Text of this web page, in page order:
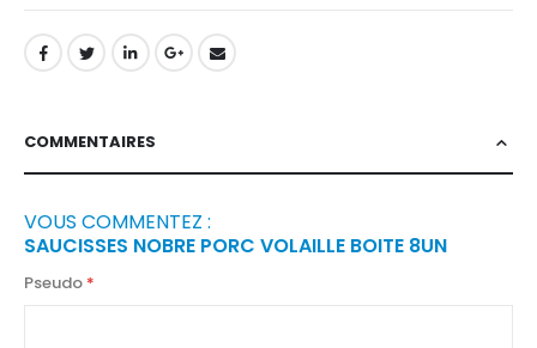
COMMENTAIRES
VOUS COMMENTEZ :
SAUCISSES NOBRE PORC VOLAILLE BOITE 8UN
Pseudo